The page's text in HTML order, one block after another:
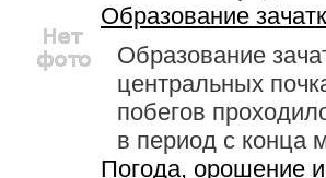
Образование
Образование
центральных
побегов
в период с конца
Погода, орошение и